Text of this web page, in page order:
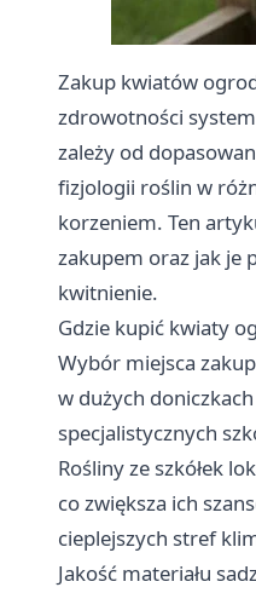
Zakup kwiatów
zdrowotności
zależy od
fizjologii roślin w
korzeniem. Ten
zakupem oraz jak je
kwitnienie.
Gdzie kupić kwiaty
Wybór miejsca
w dużych
specjalistycznych
Rośliny ze szkółek
co zwiększa ich
cieplejszych stref
Jakość materiału